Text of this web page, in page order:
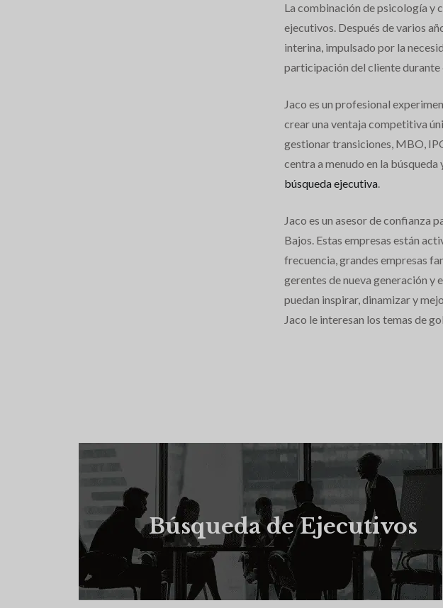
La combinación de psicología y
ejecutivos. Después de varios
interina, impulsado por la
participación del cliente durante
Jaco es un profesional
crear una ventaja competitiva
gestionar transiciones, MBO,
centra a menudo en la
búsqueda ejecutiva.
Jaco es un asesor de confianza
Bajos. Estas empresas están
frecuencia, grandes empresas
gerentes de nueva generación y
puedan inspirar, dinamizar y
Jaco le interesan los temas de
Búsqueda de Ejecutivos